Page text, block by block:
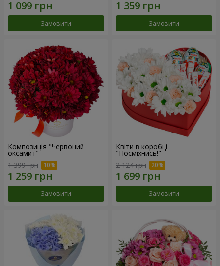
Замовити Замовити
Композиція "Червоний
оксамит"
1 399 грн
Замовити
Квіти в коробці
"Посміхнись!"
2 124 грн
Замовити